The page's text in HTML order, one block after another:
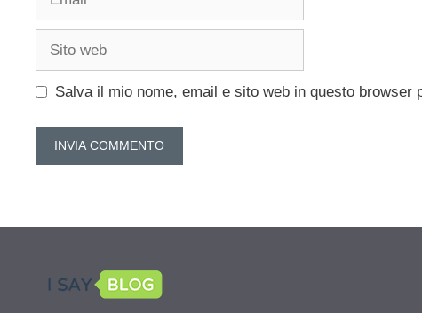
Sito
Salva il mio nome, email e sito web in questo browser